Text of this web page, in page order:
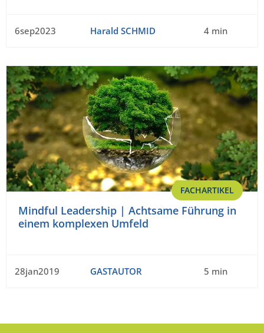
6sep2023 Harald SCHMID 4 min
FACHARTIKEL
Mindful Leadership | Achtsame Führung in
einem komplexen Umfeld
28jan2019 GASTAUTOR 5 min